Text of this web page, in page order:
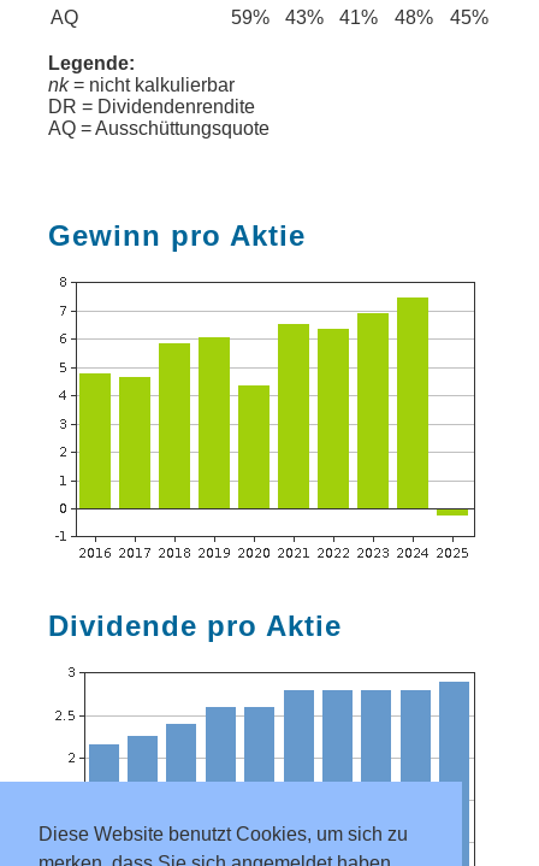
Diese Website benutzt Cookies, um sich zu
AQ 59% 43% 41% 48% 45%
Legende:
nk= nicht kalkulierbar
DR = Dividendenrendite
AQ = Ausschüttungsquote
Gewinn pro Aktie
Dividende pro Aktie